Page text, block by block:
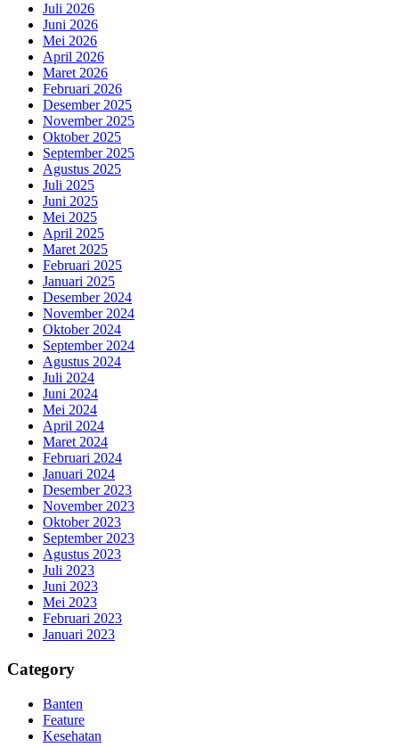
Juli 2026
Juni 2026
Mei 2026
April 2026
Maret 2026
Februari 2026
Desember 2025
November 2025
Oktober 2025
September 2025
Agustus 2025
Juli 2025
Juni 2025
Mei 2025
April 2025
Maret 2025
Februari 2025
Januari 2025
Desember 2024
November 2024
Oktober 2024
September 2024
Agustus 2024
Juli 2024
Juni 2024
Mei 2024
April 2024
Maret 2024
Februari 2024
Januari 2024
Desember 2023
November 2023
Oktober 2023
September 2023
Agustus 2023
Juli 2023
Juni 2023
Mei 2023
Februari 2023
Januari 2023
Category
Banten
Feature
Kesehatan